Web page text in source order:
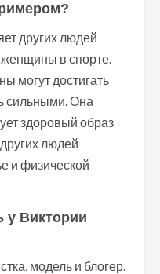
других людей
в спорте.
могут достигать
сильными. Она
здоровый образ
людей
и физической
у Виктории
модель и блогер.